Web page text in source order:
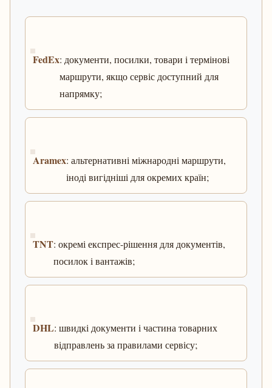
FedEx: документи, посилки, товари і термінові
маршрути, якщо сервіс доступний для
напрямку;
Aramex: альтернативні міжнародні маршрути,
іноді вигідніші для окремих країн;
TNT: окремі експрес-рішення для документів,
посилок і вантажів;
DHL: швидкі документи і частина товарних
відправлень за правилами сервісу;